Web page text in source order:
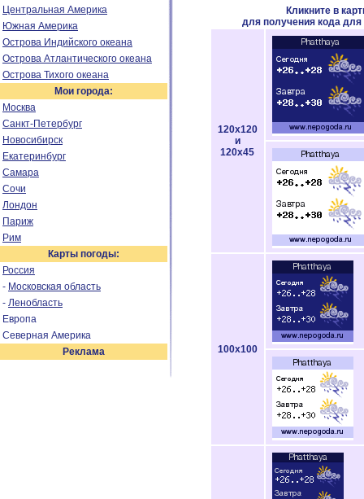
Центральная Америка
Южная Америка
Острова Индийского океана
Острова Атлантического океана
Острова Тихого океана
Мои города:
Москва
Санкт-Петербург
Новосибирск
Екатеринбург
Самара
Сочи
Лондон
Париж
Рим
Карты погоды:
Россия
- Московская область
- Ленобласть
Европа
Северная Америка
Реклама
Кликните в
для получения кода
120x120
и
120x45
100x100